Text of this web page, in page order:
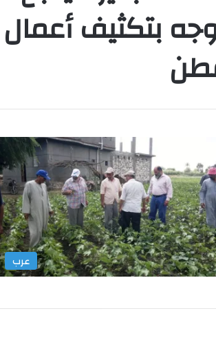
بتكثيف
عرب
تكثف
جهودها
للتصدي
للكيانات
الوهمية
التعليم العالي
للكيانات الوهمية